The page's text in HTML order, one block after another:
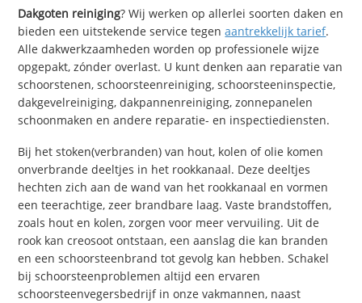
Dakgoten reiniging? Wij werken op allerlei soorten daken en
bieden een uitstekende service tegenaantrekkelijk tarief.
Alle dakwerkzaamheden worden op professionele wijze
opgepakt, zónder overlast. U kunt denken aan reparatie van
schoorstenen, schoorsteenreiniging, schoorsteeninspectie,
dakgevelreiniging, dakpannenreiniging, zonnepanelen
schoonmaken en andere reparatie- en inspectiediensten.
Bij het stoken(verbranden) van hout, kolen of olie komen
onverbrande deeltjes in het rookkanaal. Deze deeltjes
hechten zich aan de wand van het rookkanaal en vormen
een teerachtige, zeer brandbare laag. Vaste brandstoffen,
zoals hout en kolen, zorgen voor meer vervuiling. Uit de
rook kan creosoot ontstaan, een aanslag die kan branden
en een schoorsteenbrand tot gevolg kan hebben. Schakel
bij schoorsteenproblemen altijd een ervaren
schoorsteenvegersbedrijf in onze vakmannen, naast